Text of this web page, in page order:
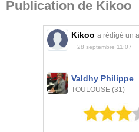
Publication de Kikoo
Kikoo a rédigé un
28 septembre 11:07
Valdhy Philippe
TOULOUSE (31)